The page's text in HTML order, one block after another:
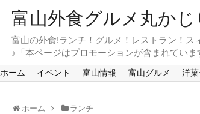
富山外食グルメ丸かじ
富山の外食!ランチ！グルメ！レストラン！
♪「本ページはプロモーションが含まれていま
ホーム イベント 富山情報 富山グルメ 洋
ホーム ランチ